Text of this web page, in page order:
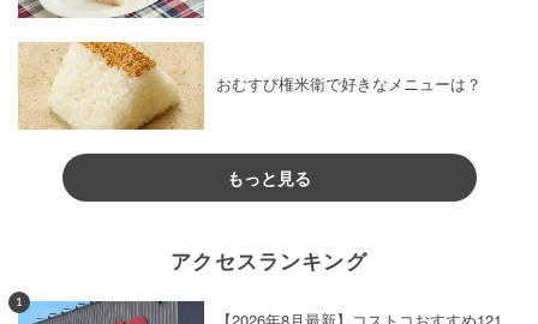
おむすび権米衛で好きなメニューは？
もっと見る
アクセスランキング
1